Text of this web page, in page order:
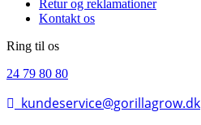
Retur og reklamationer
Kontakt os
Ring til os
24 79 80 80
kundeservice@gorillagrow.dk